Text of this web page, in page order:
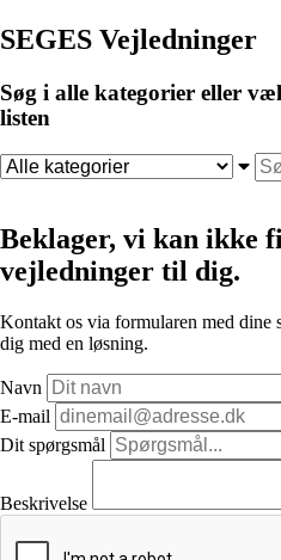
SEGES Vejledninger
Søg i alle kategorier eller
listen
Beklager, vi kan ikke
vejledninger til dig.
Kontakt os via formularen med dine
dig med en løsning.
Navn
E-mail
Dit spørgsmål
Beskrivelse